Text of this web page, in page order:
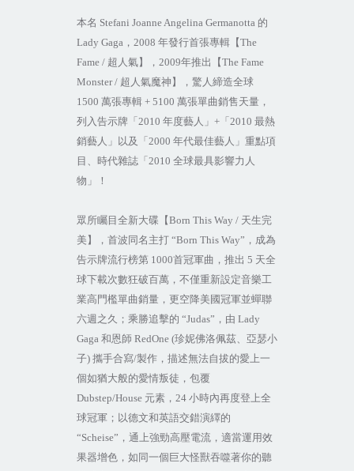
本名 Stefani Joanne Angelina Germanotta 的
Lady Gaga， 2008 年發行首張專輯【The
Fame / 超人氣】， 2009年推出【The Fame
Monster / 超人氣魔神】，驚人締造全球
1500 萬張專輯 + 5100 萬張單曲銷售天量，
列入告示牌「 2010 年度藝人」 +「 2010 最熱
銷藝人」以及「 2000 年代最佳藝人」重點項
目、時代雜誌「 2010 全球最具影響力人
物」！
眾所矚目全新大碟【Born This Way / 天生完
美】，首波同名主打 “Born This Way” ，成為
告示牌流行榜第 1000首冠軍曲，推出 5 天全
球下載次數狂破百萬，不僅重新設定音樂工
業高門檻單曲銷量，更空降美國冠軍並蟬聯
六週之久；乘勝追擊的 “Judas” ，由 Lady
Gaga 和恩師 RedOne (珍妮佛洛佩茲、亞瑟小
子) 攜手合寫/製作，描述無法自拔的愛上一
個如猶大般的愛情叛徒，包覆
Dubstep/House 元素， 24 小時內再度登上全
球冠軍；以德文和英語交錯演繹的
“Scheise” ，通上強勁高壓電流，適當運用效
果器增色，如同一個巨大怪獸吞噬著你的聽